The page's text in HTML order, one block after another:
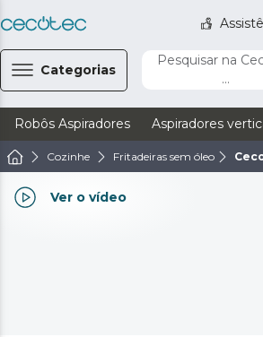
Categorias
Pesquisar na
...
Robôs Aspiradores Aspiradores
Cozinhe Fritadeiras sem óleo
Ver o vídeo